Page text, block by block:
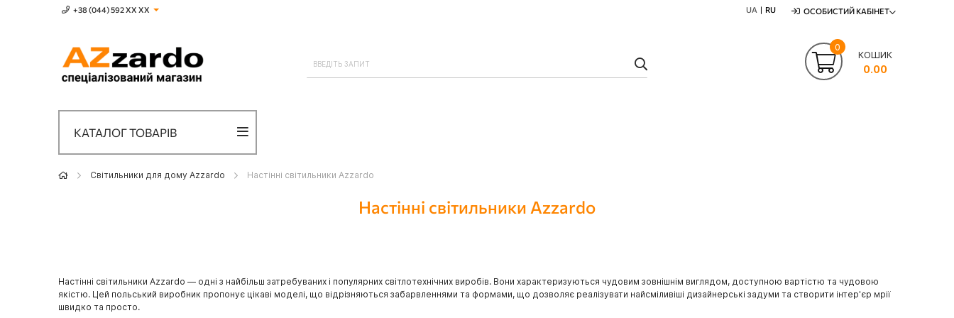
+38 (044) 592 XХ ХХ UA RU ОСОБИСТИЙ КАБІНЕТ
КОШИК
0.00
0
КАТАЛОГ ТОВАРІВ
Світильники для дому Azzardo Настінні світильники Azzardo
Настінні світильники Azzardo
Настінні світильники Azzardo — одні з найбільш затребуваних і популярних світлотехнічних виробів. Вони характеризуються чудовим зовнішнім виглядом, доступною вартістю та чудовою
якістю. Цей польський виробник пропонує цікаві моделі, що відрізняються забарвленнями та формами, що дозволяє реалізувати найсміливіші дизайнерські задуми та створити інтер'єр мрії
швидко та просто.